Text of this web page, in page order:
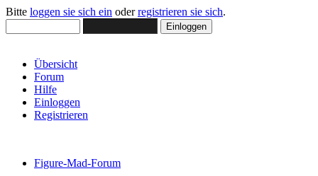
Bitte loggen sie sich ein oderregistrieren sie sich.
Übersicht
Forum
Hilfe
Einloggen
Registrieren
Figure-Mad-Forum